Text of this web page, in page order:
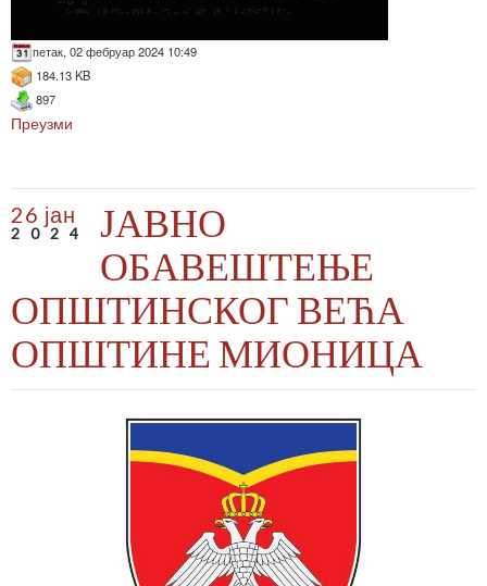
петак, 02 фебруар 2024 10:49
184.13 KB
897
Преузми
26 јан
2024
ЈАВНО
ОБАВЕШТЕЊЕ
ОПШТИНСКОГ ВЕЋА
ОПШТИНЕ МИОНИЦА